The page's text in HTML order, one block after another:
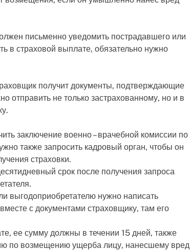
письменно уведомить пострадавшего или
в страховой выплате, обязательно нужно
получит документы, подтверждающие
отправить не только застрахованному, но и в
заключение военно – врачебной комиссии по
также запросить кадровый орган, чтобы он
страховки.
срок после получения запроса
выгодоприобретателю нужно написать
с документами страховщику, там его
ее сумму должны в течении 15 дней, также
по возмещению ущерба лицу, нанесшему вред